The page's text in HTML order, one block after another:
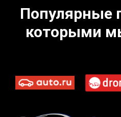
Популярные
которыми